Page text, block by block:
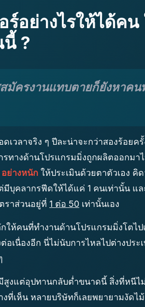
ร์อย่างไรให้ได้ค
?
มัครงานแทบตายก็ยังหาคน
เวลาจริง ๆ ปีละน่าจะกว่าสองร้อยครั้
ทางด้านโปรแกรมมิ่งถูกผลิตออกมา
ย่างหนัก ให้ประเมินด้วยตาตัวเอง คิ
บุคลากรฟีดให้ได้แค่ 1 คนเท่านั้น แ
ราส่วนอยู่ที่ 1 ต่อ 50 เท่านั้นเอง
ให้คนที่ทำงานด้านโปรแกรมมิ่งโตไ
เนื่องอีก นี่ไม่นับการไหลไปต่างประ
สูงแต่อุปทานกลับต่ำขนาดนี้ สิ่งที่หนีไ
ที่เห็น หลายบริษัทก็เลยพยายามงัดไ